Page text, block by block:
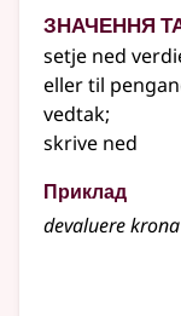
Значення
setje ned
ellertil
vedtak;
skrive ned
Приклад
devaluere